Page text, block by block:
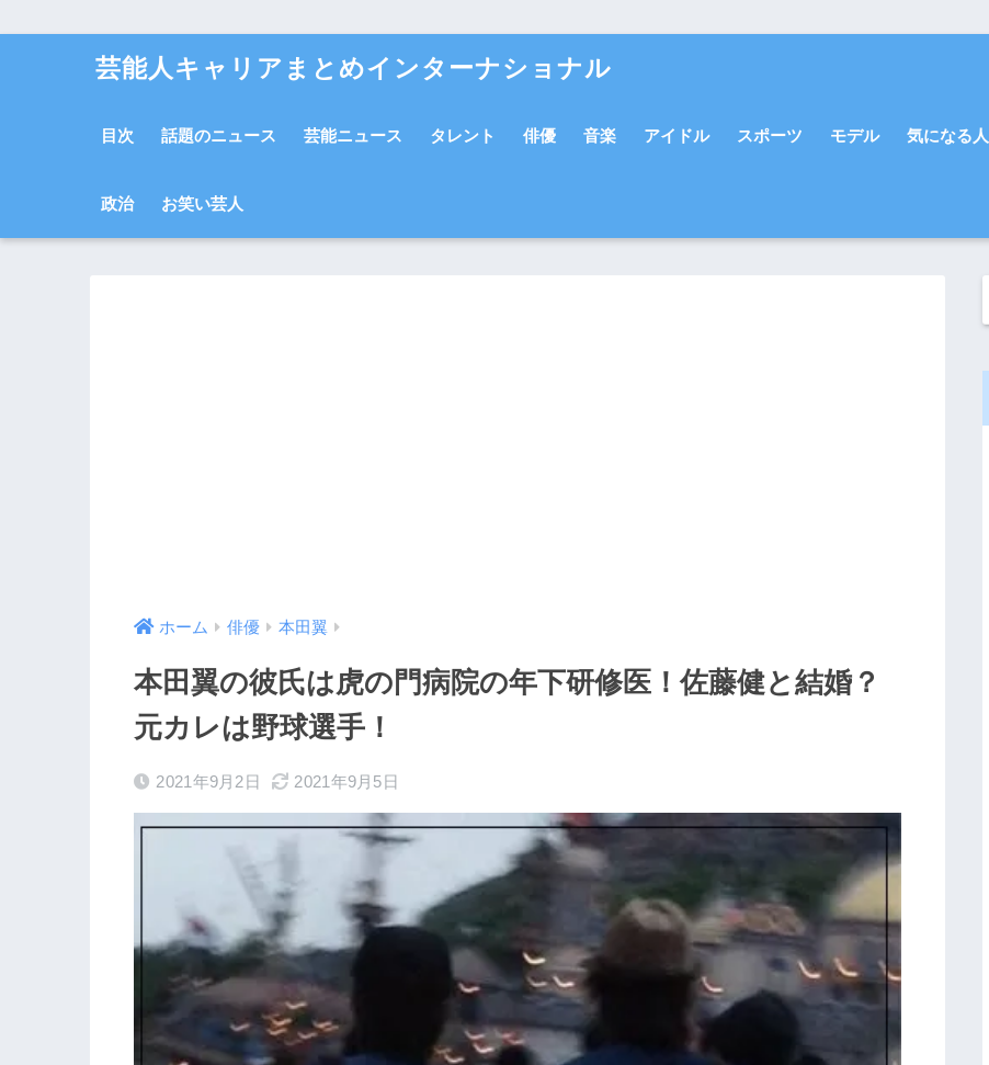
芸能人キャリアまとめインターナショナル
目次 話題のニュース 芸能ニュース タレント 俳優 音楽 アイドル スポーツ モデル 気になる人
政治 お笑い芸人
ホーム 俳優 本田翼
本田翼の彼氏は虎の門病院の年下研修医！佐藤健と結婚？
元カレは野球選手！
2021年9月2日 2021年9月5日